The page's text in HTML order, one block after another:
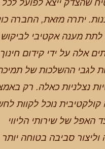
שהצדק ייצא לפועל לכל
יתרה מזאת, החברה
לתת מענה אקטיבי לביקוש
אלה על ידי קידום חינוך
לגבי ההשלכות של
נצלניות כאלה. רק
קולקטיבית נוכל לקוות
האפל של שירותי הליווי
וליצור סביבה בטוחה יותר